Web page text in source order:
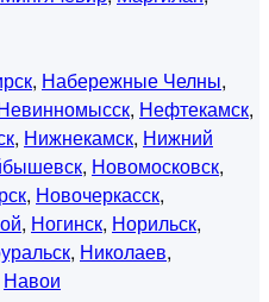
, Набережные Челны,
, Нефтекамск,
, Нижнекамск, Нижний
, Новомосковск,
, Новочеркасск,
, Ногинск, Норильск,
, Николаев,
Навои